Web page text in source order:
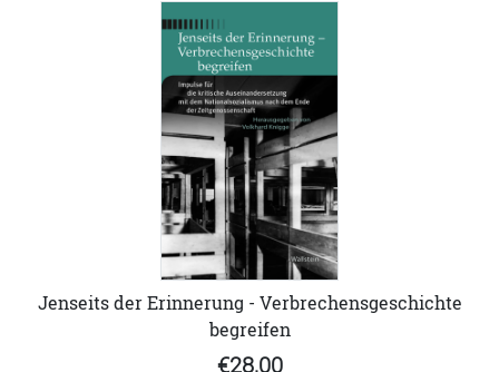
Jenseits der Erinnerung - Verbrechensgeschichte
begreifen
€28,00